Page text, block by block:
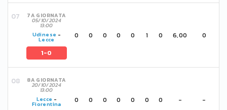
7A GIORNATA
05/10/2024
13:00
Udinese -
Lecce
1-0
0 0 0 0 0 1 0 6,00 0
8A GIORNATA
20/10/2024
13:00
Lecce -
Fiorentina 0 0 0 0 0 0 0 - -